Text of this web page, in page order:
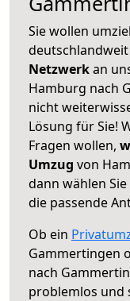
Sie wollen
Netzwerkan
Hamburg nach
nicht
Lösung für Sie!
Fragen wollen,
Umzug von
dann wählen
die passende
Ob ein
Gammertingen
nach
problemlos und